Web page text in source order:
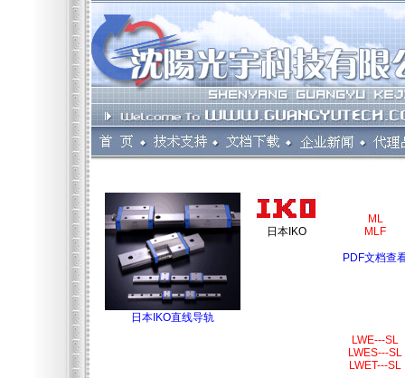
日本IKO直线导轨
日本IKO
ML
MLF
PDF文档查
LWE---SL
LWES---SL
LWET---SL